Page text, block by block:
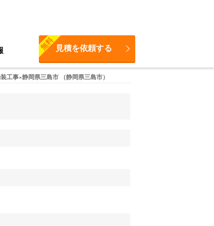
見積を依頼する
無料
工事×静岡県三島市 （静岡県三島市）